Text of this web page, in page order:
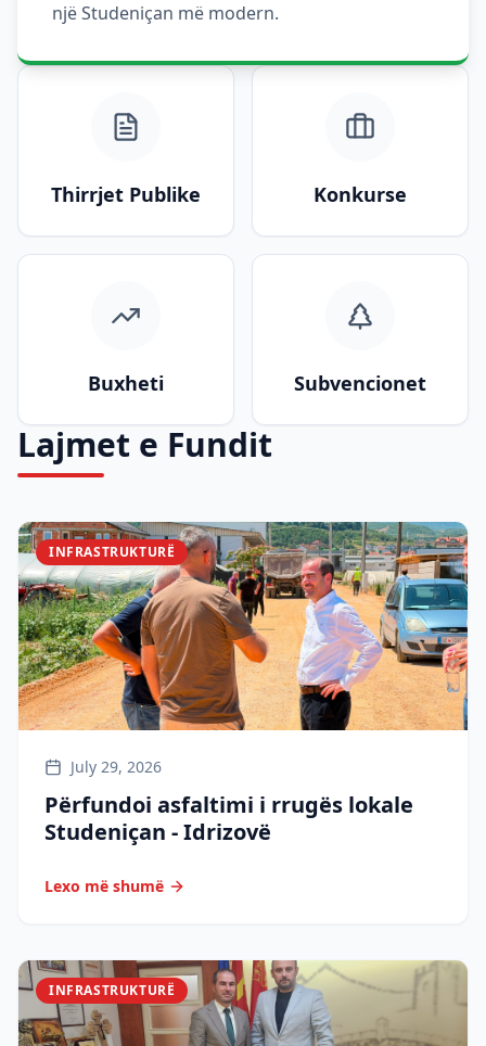
një Studeniçan më modern.
Thirrjet Publike Konkurse
Buxheti Subvencionet
Lajmet e Fundit
INFRASTRUKTURË
July 29, 2026
Përfundoi asfaltimi i rrugës lokale
Studeniçan - Idrizovë
Lexo më shumë
INFRASTRUKTURË